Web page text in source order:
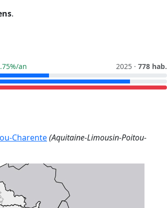
.
an 2025 · 778 hab.
Charente(Aquitaine-Limousin-Poitou-